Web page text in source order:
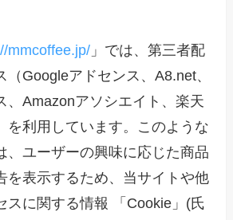
mmcoffee.jp/ 」では、第三者配
（Googleアドセンス、A8.net、
、Amazonアソシエイト、楽天
を利用しています。このような
、ユーザーの興味に応じた商品
を表示するため、当サイトや他
スに関する情報 「Cookie」(氏